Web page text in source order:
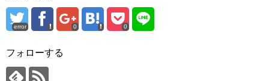
error 0 0
フォローする